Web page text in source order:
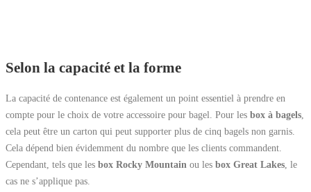
Selon la capacité et la forme
La capacité de contenance est également un point essentiel à prendre en
compte pour le choix de votre accessoire pour bagel. Pour les box à bagels
cela peut être un carton qui peut supporter plus de cinq bagels non garnis.
Cela dépend bien évidemment du nombre que les clients commandent.
Cependant, tels que les box Rocky Mountain ou les box Great Lakes , le
cas ne s’applique pas.